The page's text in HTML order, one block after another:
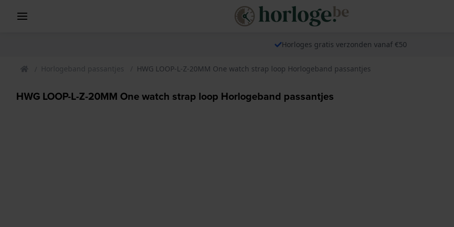
Horloges gratis verzonden vanaf €50
Horlogeband passantjes HWG LOOP-L-Z-20MM One watch strap loop Horlogeband passantjes
HWG LOOP-L-Z-20MM One watch strap loop Horlogeband passantjes